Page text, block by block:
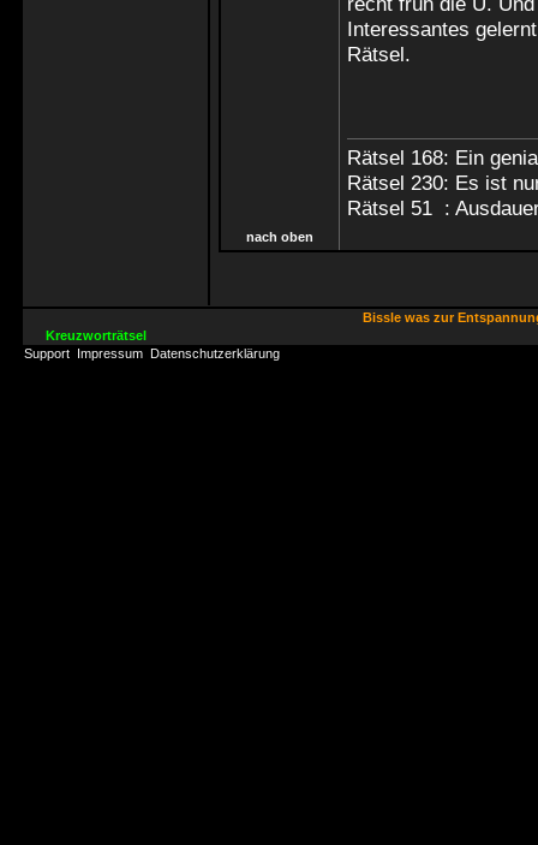
Interessantes
Rätsel.
Rätsel 168: Ein
Rätsel 230: Es ist
Rätsel 51 :
nach oben
Bissle was zur
Kreuzworträtsel
Support Impressum Datenschutzerklärung